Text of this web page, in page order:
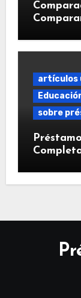
artículos
sobre